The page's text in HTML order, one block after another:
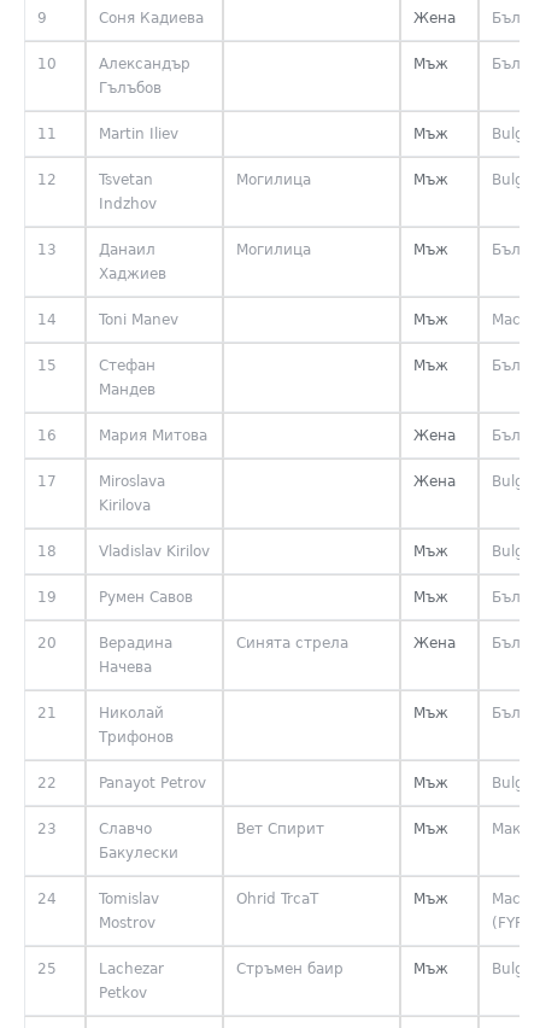
9 Соня Кадиева Жена
10
Александър
Гълъбов
Мъж
11 Martin Iliev Мъж
12
Tsvetan
Indzhov
Могилица Мъж
13
Данаил
Хаджиев
Могилица Мъж
14 Toni Manev Мъж
15
Стефан
Мандев
Мъж
16 Мария Митова Жена
17
Miroslava
Kirilova
Жена
18 Vladislav Kirilov Мъж
19 Румен Савов Мъж
20
Верадина
Начева
Синята стрела Жена
21
Николай
Трифонов
Мъж
22 Panayot Petrov Мъж
23
Славчо
Бакулески
Вет Спирит Мъж
24
Tomislav
Mostrov
Ohrid TrcaT Мъж
25
Lachezar
Petkov
Стръмен баир Мъж